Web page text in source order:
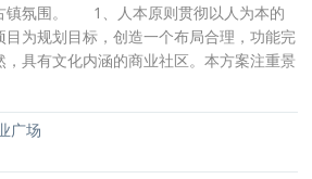
镇氛围。 1、人本原则贯彻以人为本的
为规划目标，创造一个布局合理，功能完
具有文化内涵的商业社区。本方案注重景
广场